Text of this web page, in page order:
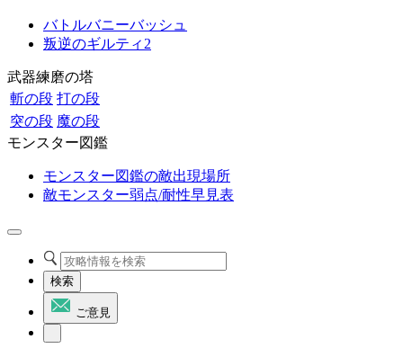
バトルバニーバッシュ
叛逆のギルティ2
武器練磨の塔
斬の段 打の段
突の段 魔の段
モンスター図鑑
モンスター図鑑の敵出現場所
敵モンスター弱点/耐性早見表
検索
ご意見